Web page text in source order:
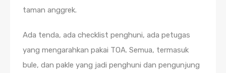
taman anggrek.
Ada tenda, ada checklist penghuni, ada petugas
yang mengarahkan pakai TOA. Semua, termasuk
bule, dan pakle yang jadi penghuni dan pengunjung